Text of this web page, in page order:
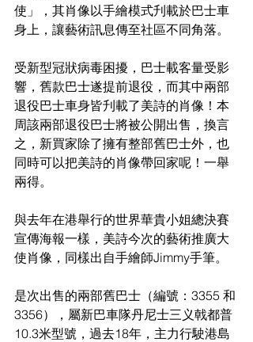
使」，其肖像以手繪模式刋載於巴士車
身上，讓藝術訊息傳至社區不同角落。
受新型冠狀病毒困擾，巴士載客量受影
響，舊款巴士遂提前退役，而其中兩部
退役巴士車身皆刋載了美詩的肖像！本
周該兩部退役巴士將被公開出售，換言
之，新買家除了擁有整部舊巴士外，也
同時可以把美詩的肖像帶回家呢！一舉
兩得。
與去年在港舉行的世界華貴小姐總決賽
宣傳海報一樣，美詩今次的藝術推廣大
使肖像，同樣出自手繪師Jimmy手筆。
是次出售的兩部舊巴士（編號：3355 和
3356），屬新巴車隊丹尼士三义戟都普
10.3米型號，過去18年，主力行駛港島